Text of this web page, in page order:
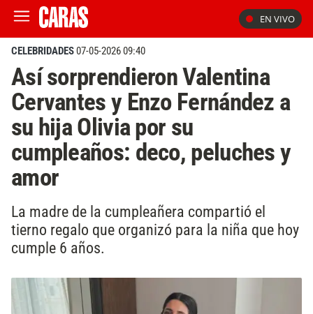
EN VIVO
CELEBRIDADES07-05-2026 09:40
Así sorprendieron Valentina
Cervantes y Enzo Fernández a
su hija Olivia por su
cumpleaños: deco, peluches y
amor
La madre de la cumpleañera compartió el
tierno regalo que organizó para la niña que hoy
cumple 6 años.